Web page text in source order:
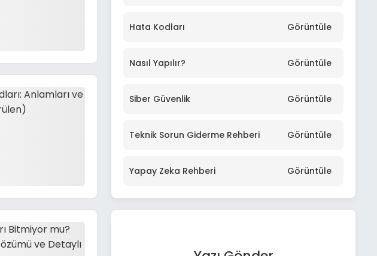
Hata Kodları Görüntüle
Nasıl Yapılır? Görüntüle
Siber Güvenlik Görüntüle
Teknik Sorun Giderme Rehberi Görüntüle
Yapay Zeka Rehberi Görüntüle